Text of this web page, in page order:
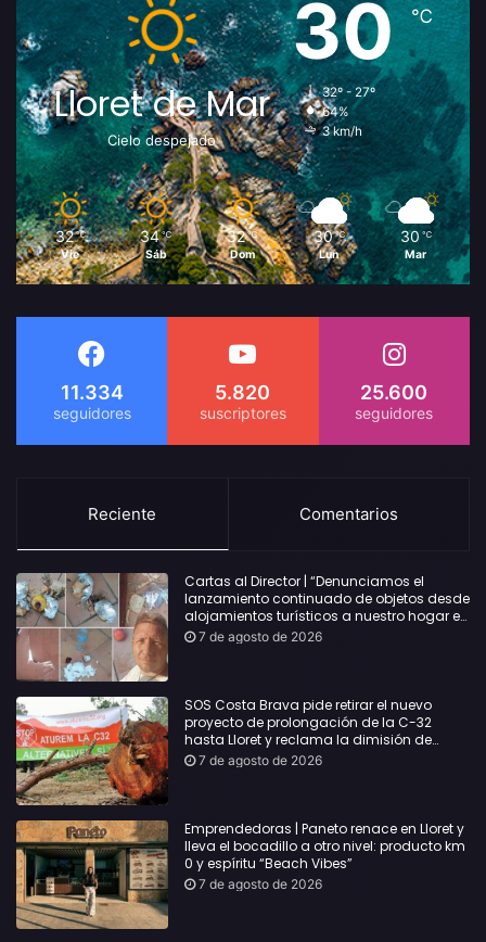
Lloret de Mar
Cielo despejado
30℃
32º - 27º
64%
3 km/h
32 ℃
Vie
34 ℃
Sáb
32 ℃
Dom
30 ℃
Lun
30 ℃
Mar
11.334 5.820 25.600
Reciente Comentarios
Cartas al Director | “Denunciamos el
lanzamiento continuado de objetos desde
alojamientos turísticos a nuestro hogar en
Lloret: Podría haber causado una
7 de agosto de 2026
SOS Costa Brava pide retirar el nuevo
proyecto de prolongación de la C-32
hasta Lloret y reclama la dimisión de
Sílvia Paneque
7 de agosto de 2026
Emprendedoras | Paneto renace en Lloret y
lleva el bocadillo a otro nivel: producto km
0 y espíritu “Beach Vibes”
7 de agosto de 2026